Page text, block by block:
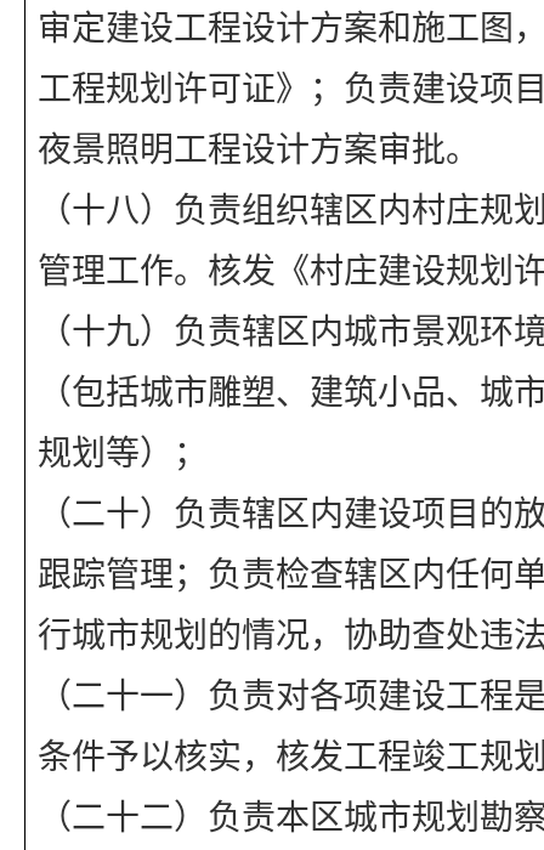
审定建设工程设计方案和施工图
工程规划许可证》；负责建设项
夜景照明工程设计方案审批。
（十八）负责组织辖区内村庄规
管理工作。核发《村庄建设规划
（十九）负责辖区内城市景观环
（包括城市雕塑、建筑小品、城
规划等）；
（二十）负责辖区内建设项目的
跟踪管理；负责检查辖区内任何
行城市规划的情况，协助查处违
（二十一）负责对各项建设工程
条件予以核实，核发工程竣工规
（二十二）负责本区城市规划勘